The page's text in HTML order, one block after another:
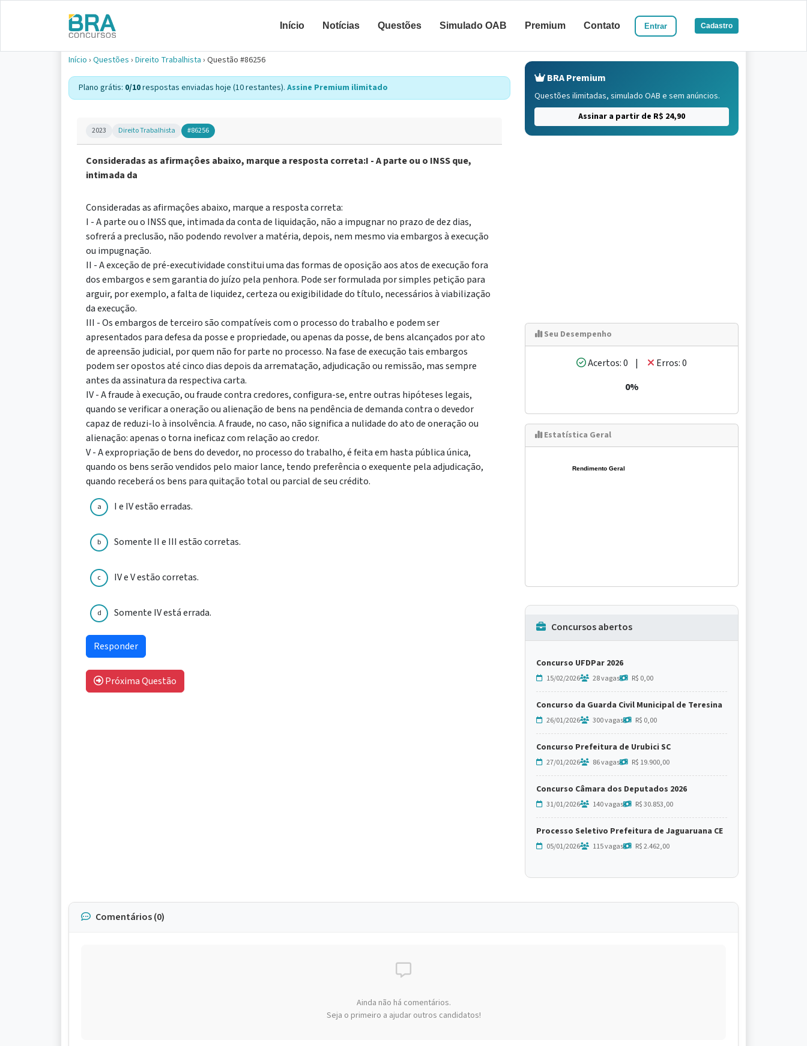
Início Notícias Questões Simulado OAB Premium Contato Entrar Cadastro
Início › Questões › Direito Trabalhista › Questão #86256
Plano grátis: 0/10respostas enviadas hoje (10 restantes). Assine Premium ilimitado
2023 Direito Trabalhista #86256
Consideradas as afirmaçôes abaixo, marque a resposta correta:I - A parte ou o INSS que,
intimada da
Consideradas as afirmaçôes abaixo, marque a resposta correta:
I - A parte ou o INSS que, intimada da conta de liquidação, não a impugnar no prazo de dez dias,
sofrerá a preclusão, não podendo revolver a matéria, depois, nem mesmo via embargos à execução
ou impugnação.
II - A exceção de pré-executividade constitui uma das formas de oposição aos atos de execução fora
dos embargos e sem garantia do juízo pela penhora. Pode ser formulada por simples petição para
arguir, por exemplo, a falta de liquidez, certeza ou exigibilidade do título, necessários à viabilização
da execução.
III - Os embargos de terceiro são compatíveis com o processo do trabalho e podem ser
apresentados para defesa da posse e propriedade, ou apenas da posse, de bens alcançados por ato
de apreensão judicial, por quem não for parte no processo. Na fase de execução tais embargos
podem ser opostos até cinco dias depois da arrematação, adjudicação ou remissão, mas sempre
antes da assinatura da respectiva carta.
IV - A fraude à execução, ou fraude contra credores, configura-se, entre outras hipóteses legais,
quando se verificar a oneração ou alienação de bens na pendência de demanda contra o devedor
capaz de reduzi-lo à insolvência. A fraude, no caso, não significa a nulidade do ato de oneração ou
alienação: apenas o torna ineficaz com relação ao credor.
V - A expropriação de bens do devedor, no processo do trabalho, é feita em hasta pública única,
quando os bens serão vendidos pelo maior lance, tendo preferência o exequente pela adjudicação,
quando receberá os bens para quitação total ou parcial de seu crédito.
a I e IV estão erradas.
b Somente II e III estão corretas.
c IV e V estão corretas.
d Somente IV está errada.
Próxima Questão
BRA Premium
Questões ilimitadas, simulado OAB e sem anúncios.
Assinar a partir de R$ 24,90
Seu Desempenho
Acertos: 0 |
Erros: 0
0%
Estatística Geral
Rendimento Geral
Concursos abertos
Concurso UFDPar 2026
15/02/2026 28 vagas R$ 0,00
Concurso da Guarda Civil Municipal de Teresina
26/01/2026 300 vagas R$ 0,00
Concurso Prefeitura de Urubici SC
27/01/2026 86 vagas R$ 19.900,00
Concurso Câmara dos Deputados 2026
31/01/2026 140 vagas R$ 30.853,00
Processo Seletivo Prefeitura de Jaguaruana CE
05/01/2026 115 vagas R$ 2.462,00
Comentários (0)
Ainda não há comentários.
Seja o primeiro a ajudar outros candidatos!